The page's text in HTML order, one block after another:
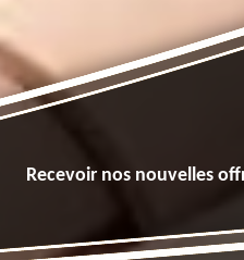
Recevoir nos nouvelles